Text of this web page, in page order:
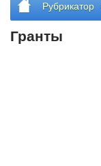
Рубрикатор
Гранты